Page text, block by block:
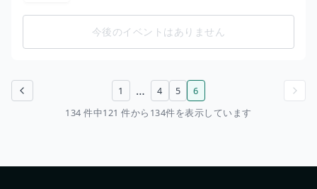
今後のイベントはありません
前のページ 1 … 4 5
6
134 件中121 件から134件を表示しています